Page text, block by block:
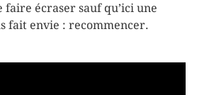
faire écraser sauf qu’ici une
fait envie : recommencer.